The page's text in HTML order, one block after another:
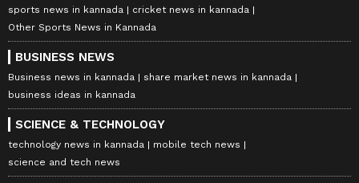
sports news in kannada
cricket news in kannada
Other Sports News in Kannada
BUSINESS NEWS
Business news in kannada
share market news in kannada
business ideas in kannada
SCIENCE & TECHNOLOGY
technology news in kannada
mobile tech news
science and tech news